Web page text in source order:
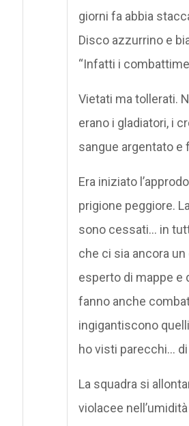
giorni fa abbia
Disco azzurrino e
“Infatti i
Vietati ma tollerati.
erano i gladiatori, i
sangue argentato e
Era iniziato
prigione peggiore.
sono cessati… in
che ci sia ancora
esperto di mappe e
fanno anche
ingigantiscono
ho visti parecchi…
La squadra si
violacee